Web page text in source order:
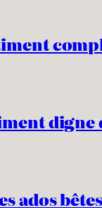
ados